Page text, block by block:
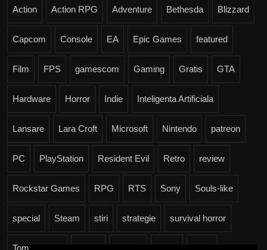
Action Action RPG Adventure Bethesda Blizzard
Capcom Console EA Epic Games featured
Film FPS gamescom Gaming Gratis GTA
Hardware Horror Indie Inteligenta Artificiala
Lansare Lara Croft Microsoft Nintendo patreon
PC PlayStation Resident Evil Retro review
Rockstar Games RPG RTS Sony Souls-like
special Steam stiri strategie survival horror